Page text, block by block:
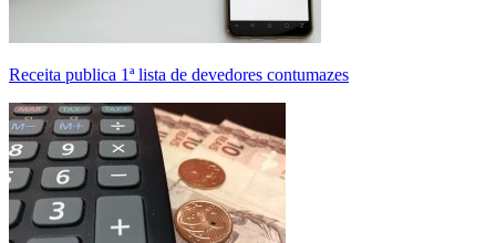
Receita publica 1ª lista de devedores contumazes